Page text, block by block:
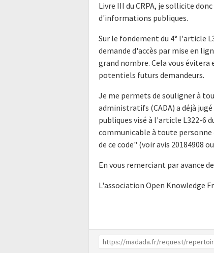
Livre III du CRPA, je sollicite
d'informations publiques.
Sur le fondement du 4° l'article
demande d'accès par mise en
grand nombre. Cela vous
potentiels futurs demandeurs.
Je me permets de souligner à
administratifs (CADA) a déjà
publiques visé à l'article L322-6
communicable à toute
de ce code" (voir avis 20184908
En vous remerciant par avance
L'association Open Knowledge